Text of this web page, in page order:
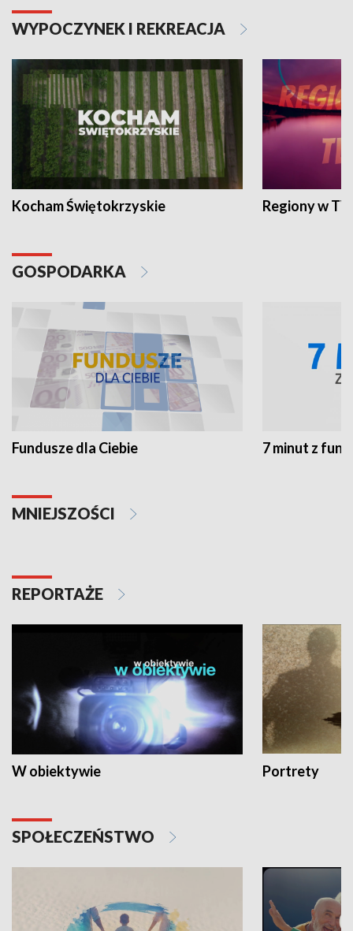
WYPOCZYNEK I REKREACJA
Kocham Świętokrzyskie Regiony w
GOSPODARKA
Fundusze dla Ciebie 7 minut z
MNIEJSZOŚCI
REPORTAŻE
W obiektywie Portrety
SPOŁECZEŃSTWO